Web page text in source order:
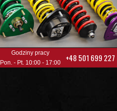
Godziny pracy
Pon. - Pt. 10:00 - 17:00
+48 501 699 227